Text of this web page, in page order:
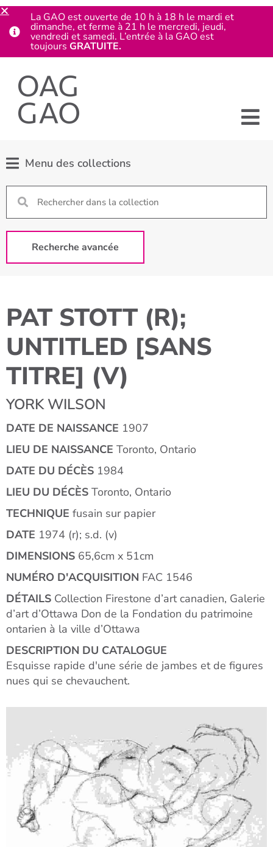
Menu des collections
Recherche avancée
PAT STOTT (R);
UNTITLED [SANS
TITRE] (V)
YORK WILSON
DATE DE NAISSANCE 1907
LIEU DE NAISSANCE Toronto, Ontario
DATE DU DÉCÈS 1984
LIEU DU DÉCÈS Toronto, Ontario
TECHNIQUE fusain sur papier
DATE 1974 (r); s.d. (v)
DIMENSIONS 65,6cm x 51cm
NUMÉRO D'ACQUISITION FAC 1546
DÉTAILS Collection Firestone d’art canadien, Galerie
d’art d’Ottawa Don de la Fondation du patrimoine
ontarien à la ville d’Ottawa
DESCRIPTION DU CATALOGUE
Esquisse rapide d'une série de jambes et de figures
nues qui se chevauchent.
La GAO est ouverte de 10 h à 18 h le mardi et
dimanche, et ferme à 21 h le mercredi, jeudi,
vendredi et samedi. L’entrée à la GAO est
toujours GRATUITE.